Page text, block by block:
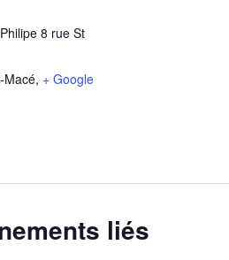
8 rue St
Macé, + Google
liés